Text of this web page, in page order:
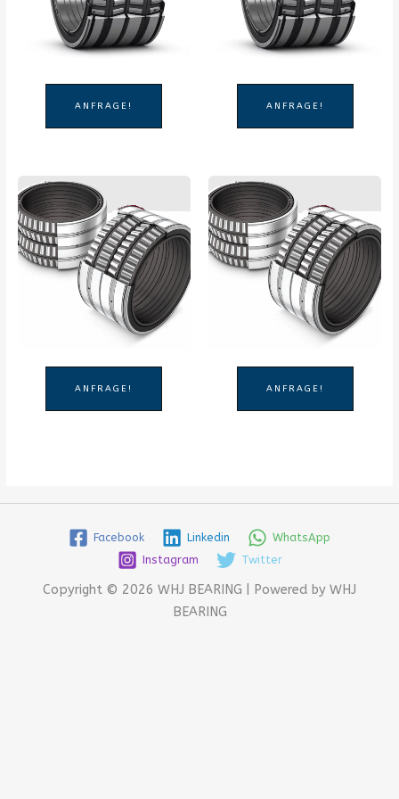
ANFRAGE! ANFRAGE!
ANFRAGE! ANFRAGE!
Facebook Linkedin
WhatsApp
Instagram
Twitter
Copyright © 2026 WHJ BEARING | Powered by WHJ
BEARING